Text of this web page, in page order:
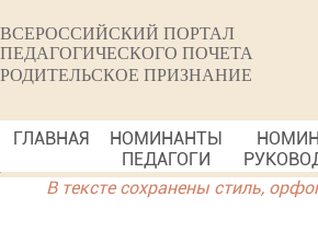
ВСЕРОССИЙСКИЙ ПОРТАЛ
ПЕДАГОГИЧЕСКОГО ПОЧЕТА
РОДИТЕЛЬСКОЕ ПРИЗНАНИЕ
ГЛАВНАЯ
НОМИНАНТЫ
ПЕДАГОГИ
В тексте сохранены стиль,